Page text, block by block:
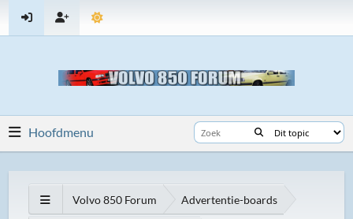
Hoofdmenu
Volvo 850 Forum Advertentie-boards